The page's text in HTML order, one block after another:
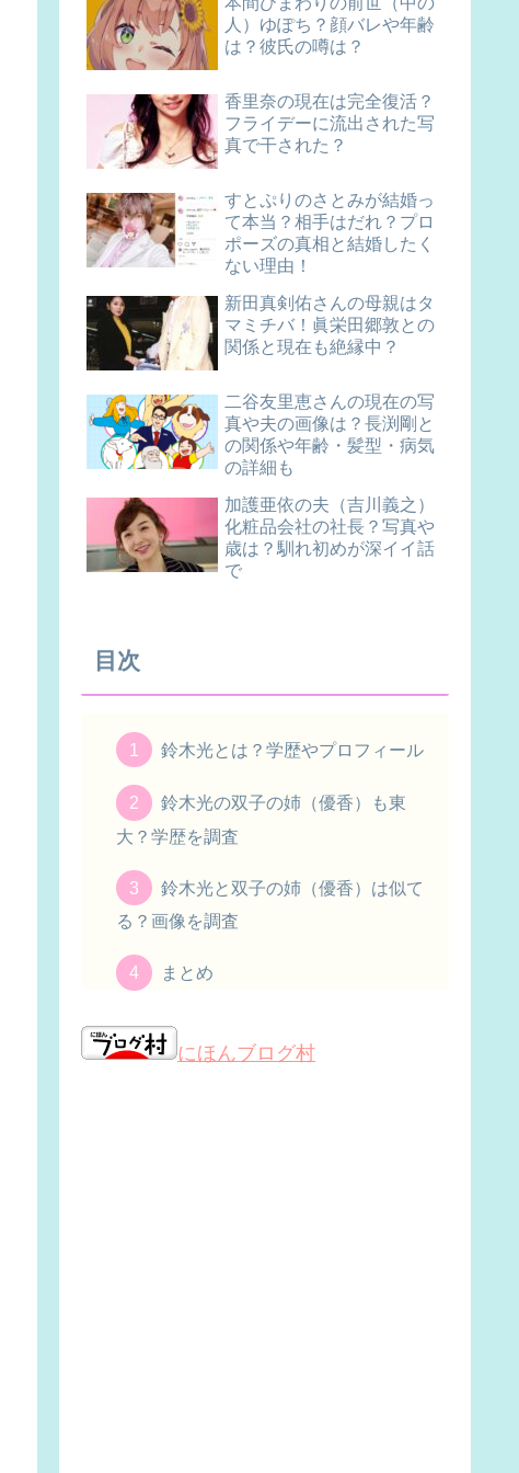
人）ゆぽち？顔バレや年齢
は？彼氏の噂は？
香里奈の現在は完全復活？
フライデーに流出された写
真で干された？
すとぷりのさとみが結婚っ
て本当？相手はだれ？プロ
ポーズの真相と結婚したく
ない理由！
新田真剣佑さんの母親はタ
マミチバ！眞栄田郷敦との
関係と現在も絶縁中？
二谷友里恵さんの現在の写
真や夫の画像は？長渕剛と
の関係や年齢・髪型・病気
の詳細も
加護亜依の夫（吉川義之）
化粧品会社の社長？写真や
歳は？馴れ初めが深イイ話
で
目次
鈴木光とは？学歴やプロフィール
鈴木光の双子の姉（優香）も東
大？学歴を調査
鈴木光と双子の姉（優香）は似て
る？画像を調査
まとめ
にほんブログ村